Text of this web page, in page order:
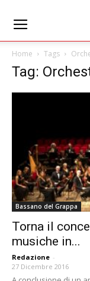
Home Tags
Tag:
Bassano del Grappa
Torna il
musiche in...
Redazione -
27 Dicembre 2016